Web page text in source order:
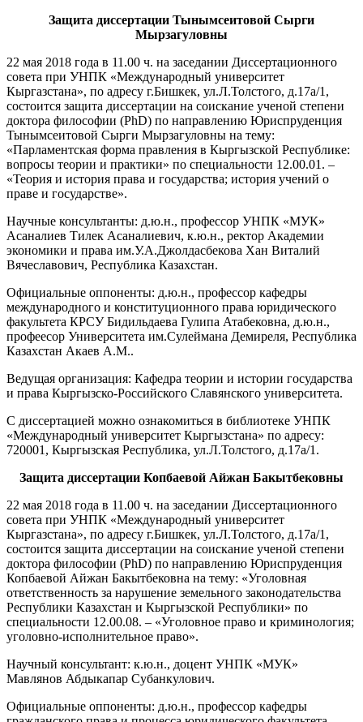
Защита диссертации Тынымсеитовой Сырги
Мырзагуловны
22 мая 2018 года в 11.00 ч. на заседании Диссертационного
совета при УНПК «Международный университет
Кыргазстана», по адресу г.Бишкек, ул.Л.Толстого, д.17а/1,
состоится защита диссертации на соискание ученой степени
доктора философии (PhD) по направлению Юриспруденция
Тынымсеитовой Сырги Мырзагуловны на тему:
«Парламентская форма правления в Кыргызской Республике:
вопросы теории и практики» по специальности 12.00.01. –
«Теория и история права и государства; история учений о
праве и государстве».
Научные консультанты: д.ю.н., профессор УНПК «МУК»
Асаналиев Тилек Асаналиевич, к.ю.н., ректор Академии
экономики и права им.У.А.Джолдасбекова Хан Виталий
Вячеславович, Республика Казахстан.
Официальные оппоненты: д.ю.н., профессор кафедры
международного и конституционного права юридического
факультета КРСУ Бидильдаева Гулипа Атабековна, д.ю.н.,
профеесор Университета им.Сулеймана Демиреля, Республика
Казахстан Акаев А.М..
Ведущая организация: Кафедра теории и истории государства
и права Кыргызско-Российского Славянского университета.
С диссертацией можно ознакомиться в библиотеке УНПК
«Международный университет Кыргызстана» по адресу:
720001, Кыргызская Республика, ул.Л.Толстого, д.17а/1.
Защита диссертации Копбаевой Айжан Бакытбековны
22 мая 2018 года в 11.00 ч. на заседании Диссертационного
совета при УНПК «Международный университет
Кыргазстана», по адресу г.Бишкек, ул.Л.Толстого, д.17а/1,
состоится защита диссертации на соискание ученой степени
доктора философии (PhD) по направлению Юриспруденция
Копбаевой Айжан Бакытбековна на тему: «Уголовная
ответственность за нарушение земельного законодательства
Республики Казахстан и Кыргызской Республики» по
специальности 12.00.08. – «Уголовное право и криминология;
уголовно-исполнительное право».
Научный консультант: к.ю.н., доцент УНПК «МУК»
Мавлянов Абдыкапар Субанкулович.
Официальные оппоненты: д.ю.н., профессор кафедры